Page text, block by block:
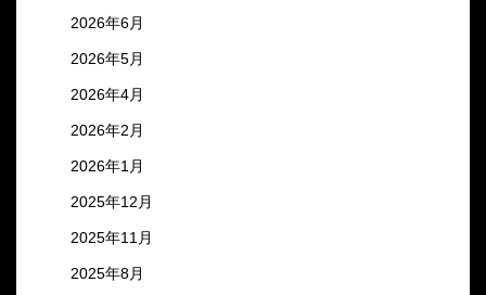
2026年6月
2026年5月
2026年4月
2026年2月
2026年1月
2025年12月
2025年11月
2025年8月